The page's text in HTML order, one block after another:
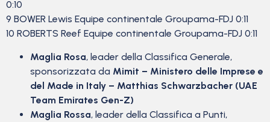
0:10
9 BOWER Lewis Equipe continentale Groupama-FDJ 0:11
10 ROBERTS Reef Equipe continentale Groupama-FDJ 0:11
Maglia Rosa, leader della Classifica Generale,
sponsorizzata da Mimit – Ministero delle Imprese e
del Made in Italy – Matthias Schwarzbacher (UAE
Team Emirates Gen-Z)
Maglia Rossa, leader della Classifica a Punti,